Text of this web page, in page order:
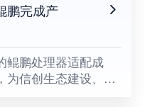
鹏完成产
鲲鹏处理器适配成
为信创生态建设、关